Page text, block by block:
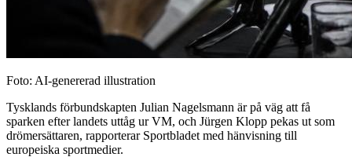
Foto: AI-genererad illustration
Tysklands förbundskapten Julian Nagelsmann är på väg att få
sparken efter landets uttåg ur VM, och Jürgen Klopp pekas ut som
drömersättaren, rapporterar Sportbladet med hänvisning till
europeiska sportmedier.